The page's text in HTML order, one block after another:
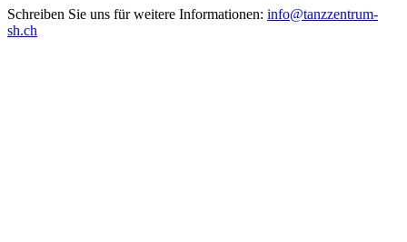
Schreiben Sie uns für weitere Informationen: info@tanzzentrum-
sh.ch